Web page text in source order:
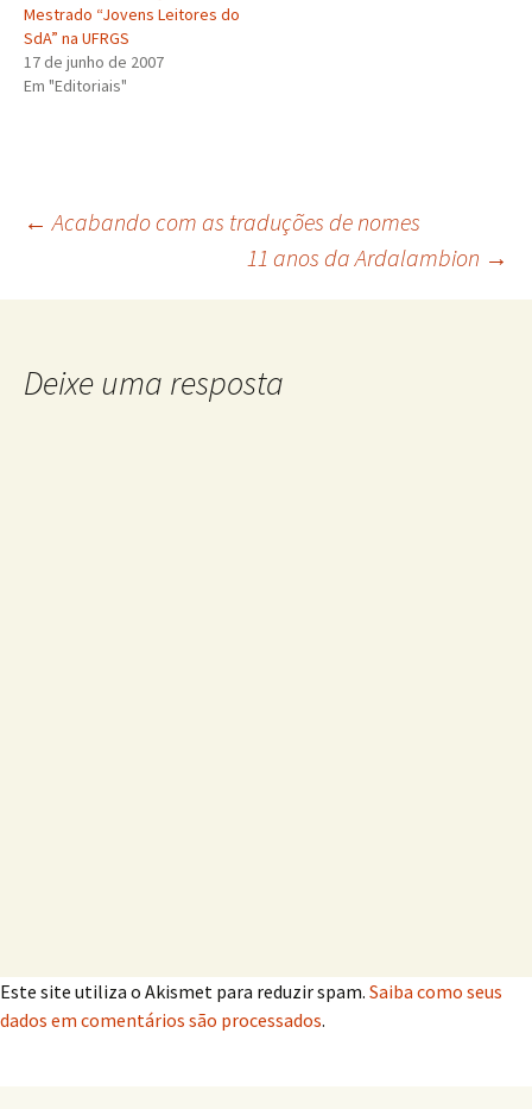
Mestrado “Jovens Leitores do
SdA” na UFRGS
17 de junho de 2007
Em "Editoriais"
Navegação
de
posts
← Acabando com as traduções de nomes
11 anos da Ardalambion →
Deixe uma resposta
Este site utiliza o Akismet para reduzir spam. Saiba como seus
dados em comentários são processados.